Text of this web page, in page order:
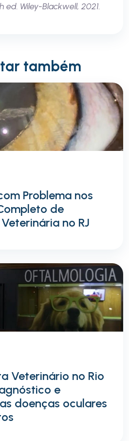
Wiley-Blackwell, 2021.
também
Problema nos
de
no RJ
Veterinário no Rio
e
doenças oculares